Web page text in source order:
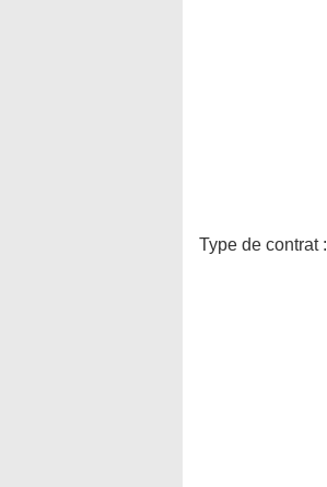
Type de contrat :